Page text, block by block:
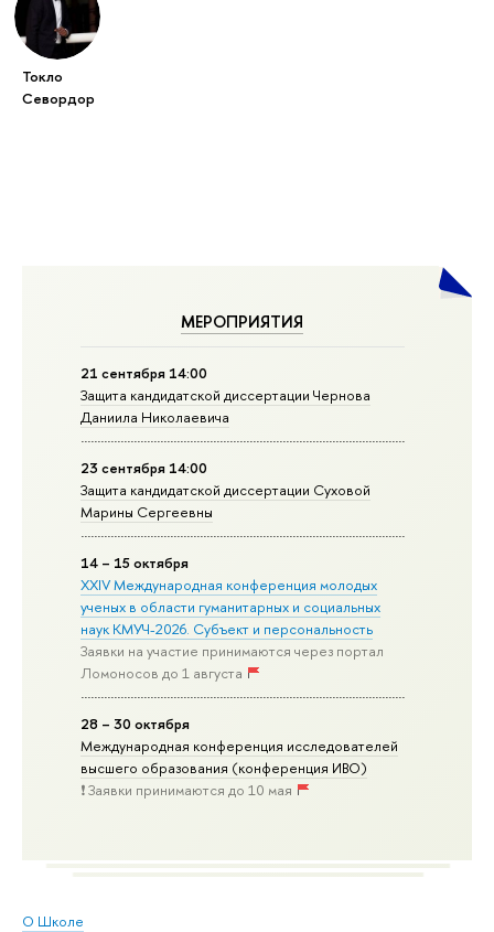
МЕРОПРИЯТИЯ
21 сентября 14:00
Защита кандидатской диссертации Чернова
Даниила Николаевича
23 сентября 14:00
Защита кандидатской диссертации Суховой
Марины Сергеевны
14 – 15 октября
XXIV Международная конференция молодых
ученых в области гуманитарных и социальных
наук КМУЧ-2026. Субъект и персональность
Заявки на участие принимаются через портал
Ломоносов до 1 августа
28 – 30 октября
Международная конференция исследователей
высшего образования (конференция ИВО)
❗️ Заявки принимаются до 10 мая
О Школе
Токло
Севордор